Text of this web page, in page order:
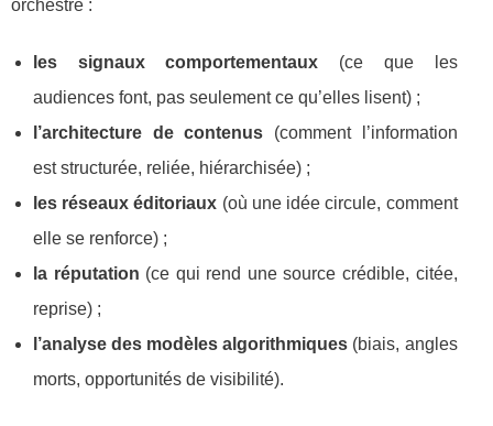
orchestre :
les signaux comportementaux (ce que les
audiences font, pas seulement ce qu’elles lisent) ;
l’architecture de contenus (comment l’information
est structurée, reliée, hiérarchisée) ;
les réseaux éditoriaux (où une idée circule, comment
elle se renforce) ;
la réputation (ce qui rend une source crédible, citée,
reprise) ;
l’analyse des modèles algorithmiques (biais, angles
morts, opportunités de visibilité).